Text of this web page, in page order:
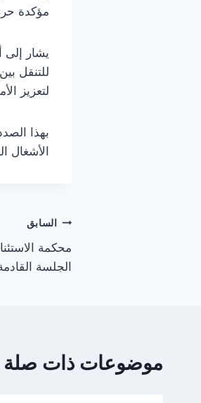
مؤكدة
يشار إلى
للتنقل
لتعزيز
بهذا
الأشغال
تصفّح
المقالات
السابق
محكمة
الجلسة
موضوعات ذات صلة